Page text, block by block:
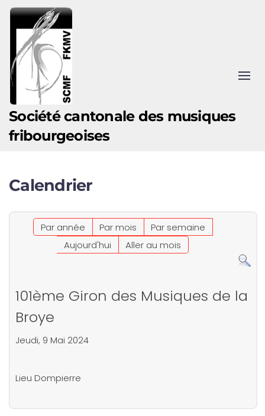
Accéder au contenu principal
Société cantonale des musiques
fribourgeoises
Calendrier
Par année Par mois
Par semaine
Aujourd'hui
Aller au mois
101ème Giron des Musiques de la
Broye
Jeudi, 9 Mai 2024
Lieu Dompierre